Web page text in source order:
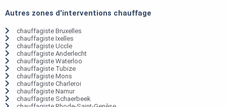
Autres zones d'interventions chauffage
chauffagiste Bruxelles
chauffagiste Ixelles
chauffagiste Uccle
chauffagiste Anderlecht
chauffagiste Waterloo
chauffagiste Tubize
chauffagiste Mons
chauffagiste Charleroi
chauffagiste Namur
chauffagiste Schaerbeek